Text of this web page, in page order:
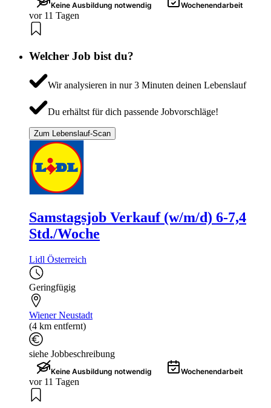
Keine Ausbildung notwendig Wochenendarbeit
vor 11 Tagen
Welcher Job bist du?
Wir analysieren in nur 3 Minuten deinen Lebenslauf
Du erhältst für dich passende Jobvorschläge!
Zum Lebenslauf-Scan
Samstagsjob Verkauf (w/m/d) 6-7,4
Std./Woche
Lidl Österreich
Geringfügig
Wiener Neustadt
(4 km entfernt)
siehe Jobbeschreibung
Keine Ausbildung notwendig Wochenendarbeit
vor 11 Tagen